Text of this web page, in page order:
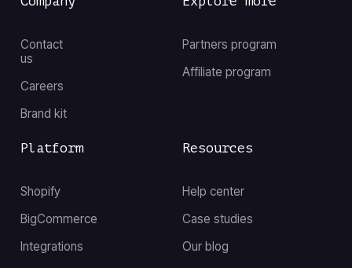
Contact
us
Careers
Brand kit
Resources
Help center
Case studies
Our blog
Partners program
Affiliate program
Platform
Shopify
BigCommerce
Integrations